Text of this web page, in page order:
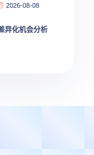
2026-08-08
异化机会分析